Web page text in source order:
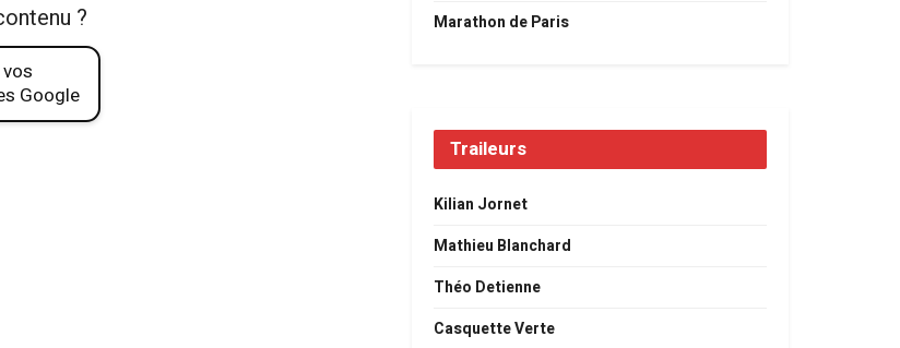
?
Google
Marathon de Paris
Traileurs
Kilian Jornet
Mathieu Blanchard
Théo Detienne
Casquette Verte